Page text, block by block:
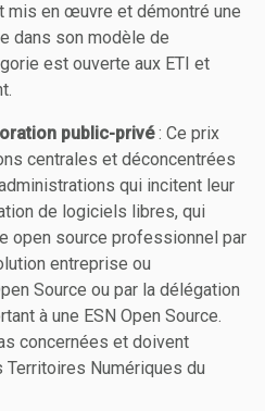
mis en œuvre et démontré une
dans son modèle de
est ouverte aux ETI et
public-privé: Ce prix
centrales et déconcentrées
qui incitent leur
de logiciels libres, qui
open source professionnel par
entreprise ou
Source ou par la délégation
à une ESN Open Source.
concernées et doivent
Territoires Numériques du